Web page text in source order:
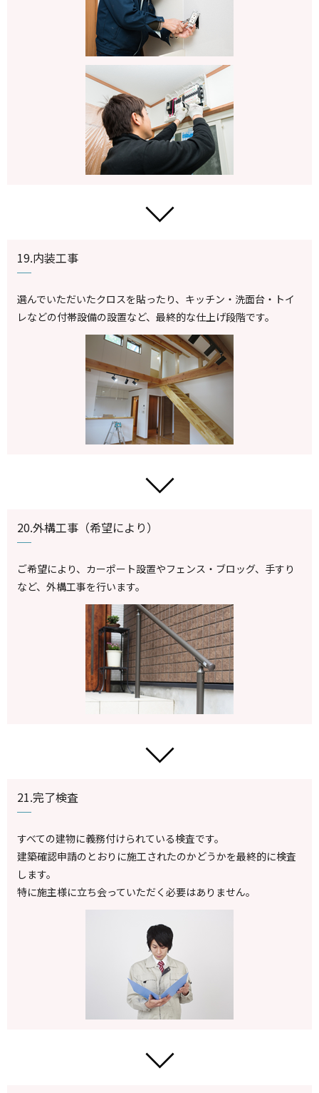
19.内装工事
選んでいただいたクロスを貼ったり、キッチン・洗面台・トイ
レなどの付帯設備の設置など、最終的な仕上げ段階です。
20.外構工事（希望により）
ご希望により、カーポート設置やフェンス・ブロッグ、手すり
など、外構工事を行います。
21.完了検査
すべての建物に義務付けられている検査です。
建築確認申請のとおりに施工されたのかどうかを最終的に検査
します。
特に施主様に立ち会っていただく必要はありません。